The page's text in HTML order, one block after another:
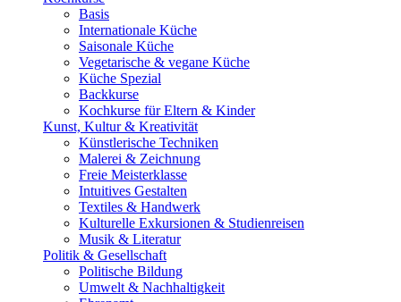
Basis
Internationale Küche
Saisonale Küche
Vegetarische & vegane Küche
Küche Spezial
Backkurse
Kochkurse für Eltern & Kinder
Kunst, Kultur & Kreativität
Künstlerische Techniken
Malerei & Zeichnung
Freie Meisterklasse
Intuitives Gestalten
Textiles & Handwerk
Kulturelle Exkursionen & Studienreisen
Musik & Literatur
Politik & Gesellschaft
Politische Bildung
Umwelt & Nachhaltigkeit